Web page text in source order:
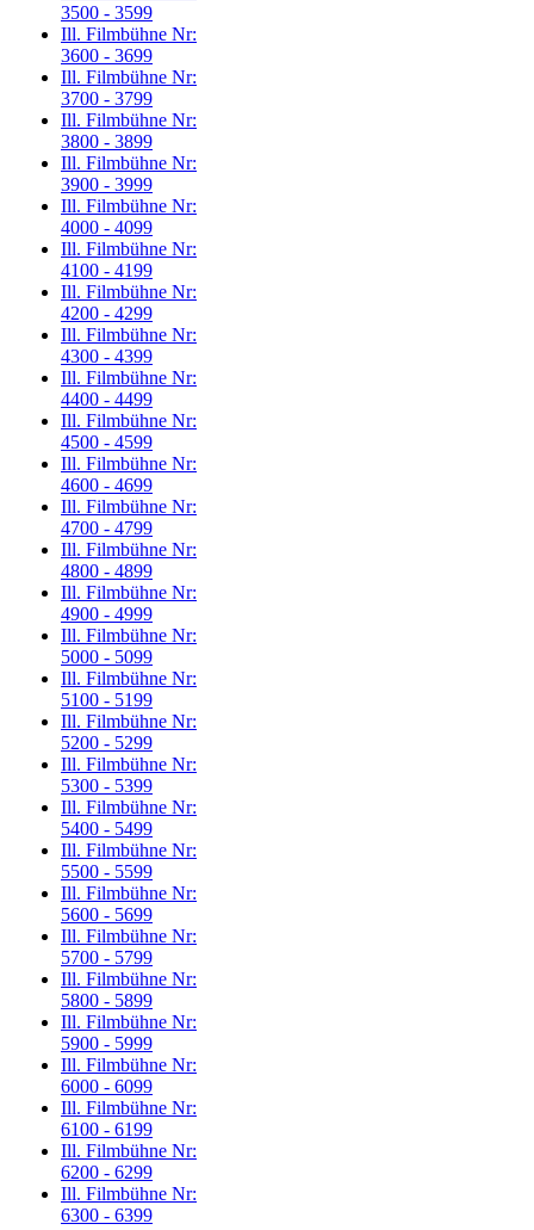
3500 - 3599
Ill. Filmbühne Nr:
3600 - 3699
Ill. Filmbühne Nr:
3700 - 3799
Ill. Filmbühne Nr:
3800 - 3899
Ill. Filmbühne Nr:
3900 - 3999
Ill. Filmbühne Nr:
4000 - 4099
Ill. Filmbühne Nr:
4100 - 4199
Ill. Filmbühne Nr:
4200 - 4299
Ill. Filmbühne Nr:
4300 - 4399
Ill. Filmbühne Nr:
4400 - 4499
Ill. Filmbühne Nr:
4500 - 4599
Ill. Filmbühne Nr:
4600 - 4699
Ill. Filmbühne Nr:
4700 - 4799
Ill. Filmbühne Nr:
4800 - 4899
Ill. Filmbühne Nr:
4900 - 4999
Ill. Filmbühne Nr:
5000 - 5099
Ill. Filmbühne Nr:
5100 - 5199
Ill. Filmbühne Nr:
5200 - 5299
Ill. Filmbühne Nr:
5300 - 5399
Ill. Filmbühne Nr:
5400 - 5499
Ill. Filmbühne Nr:
5500 - 5599
Ill. Filmbühne Nr:
5600 - 5699
Ill. Filmbühne Nr:
5700 - 5799
Ill. Filmbühne Nr:
5800 - 5899
Ill. Filmbühne Nr:
5900 - 5999
Ill. Filmbühne Nr:
6000 - 6099
Ill. Filmbühne Nr:
6100 - 6199
Ill. Filmbühne Nr:
6200 - 6299
Ill. Filmbühne Nr:
6300 - 6399